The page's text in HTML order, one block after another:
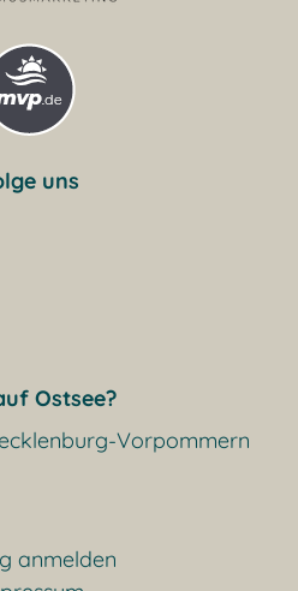
uns
Ostsee?
Vorpommern
anmelden